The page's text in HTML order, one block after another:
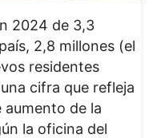
2024 de 3,3
2,8 millones (el
residentes
cifra que refleja
de la
la oficina del